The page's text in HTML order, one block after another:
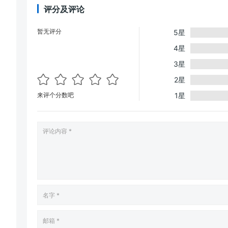
评分及评论
暂无评分
来评个分数吧
5星
4星
3星
2星
1星